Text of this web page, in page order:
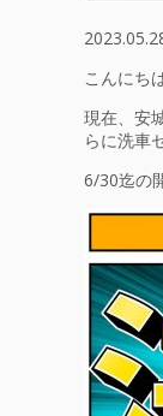
こんにちは
現在、安
らに洗車
6/30迄の